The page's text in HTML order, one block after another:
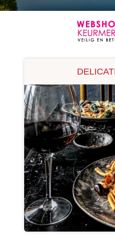
GESCHENKEN EN
OVER ONS
VERKOOPPUNTEN
MIJN ACCOUNT
WINKELWAGEN